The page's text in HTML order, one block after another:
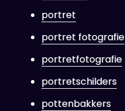
portret
portret fotografie
portretfotografie
portretschilders
pottenbakkers